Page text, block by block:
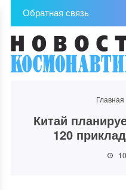
Обратная связь
Главная
Китай
120